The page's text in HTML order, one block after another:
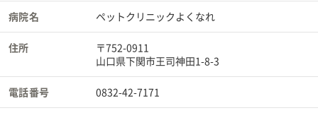
病院名 ペットクリニックよくなれ
住所
〒752-0911
山口県下関市王司神田1-8-3
電話番号 0832-42-7171